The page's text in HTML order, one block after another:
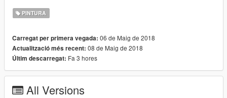
PINTURA
Carregat per primera vegada: 06 de Maig de 2018
Actualització més recent: 08 de Maig de 2018
Últim descarregat: Fa 3 hores
All Versions